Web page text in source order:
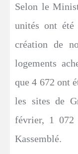
Selon le
unités ont été
création de
logements
que 4 672 ont
les sites de
février, 1 072
Kassemblé.